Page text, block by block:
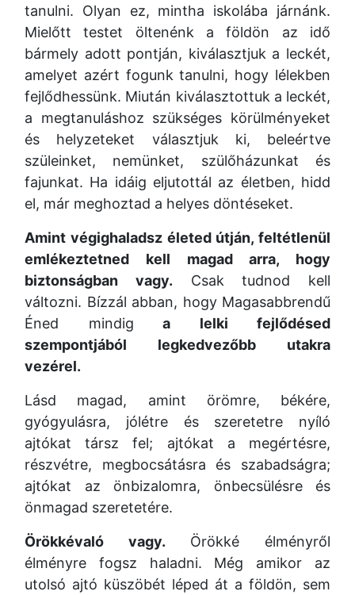
tanulni. Olyan ez, mintha iskolába járnánk.
Mielőtt testet öltenénk a földön az idő
bármely adott pontján, kiválasztjuk a leckét,
amelyet azért fogunk tanulni, hogy lélekben
fejlődhessünk. Miután kiválasztottuk a leckét,
a megtanuláshoz szükséges körülményeket
és helyzeteket választjuk ki, beleértve
szüleinket, nemünket, szülőházunkat és
fajunkat. Ha idáig eljutottál az életben, hidd
el, már meghoztad a helyes döntéseket.
Amint végighaladsz életed útján, feltétlenül
emlékeztetned kell magad arra, hogy
biztonságban vagy. Csak tudnod kell
változni. Bízzál abban, hogy Magasabbrendű
Éned mindig a lelki fejlődésed
szempontjából legkedvezőbb utakra
vezérel.
Lásd magad, amint örömre, békére,
gyógyulásra, jólétre és szeretetre nyíló
ajtókat társz fel; ajtókat a megértésre,
részvétre, megbocsátásra és szabadságra;
ajtókat az önbizalomra, önbecsülésre és
önmagad szeretetére.
Örökkévaló vagy. Örökké élményről
élményre fogsz haladni. Még amikor az
utolsó ajtó küszöbét léped át a földön, sem